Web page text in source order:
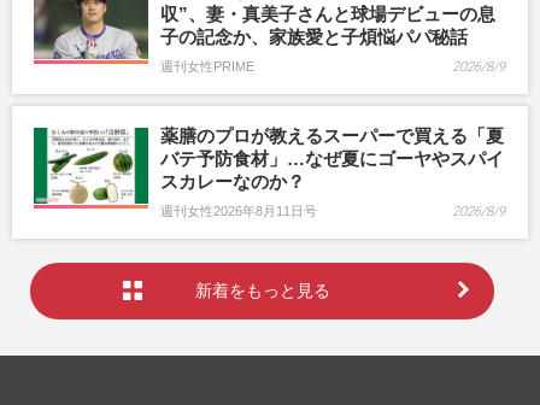
収”、妻・真美子さんと球場デビューの息
子の記念か、家族愛と子煩悩パパ秘話
週刊女性PRIME 2026/8/9
薬膳のプロが教えるスーパーで買える「夏
バテ予防食材」…なぜ夏にゴーヤやスパイ
スカレーなのか？
週刊女性2026年8月11日号 2026/8/9
新着をもっと見る